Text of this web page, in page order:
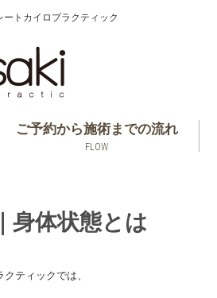
トカイロプラクティック
ご予約から施術までの流れ
FLOW
身体状態とは
ティックでは、